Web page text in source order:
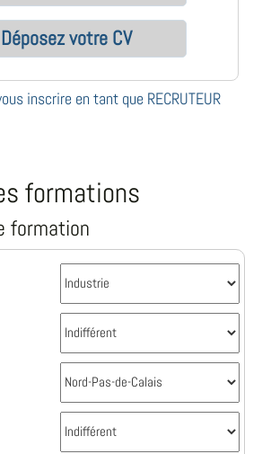
Déposez votre CV
inscrire en tant que RECRUTEUR
formations
formation